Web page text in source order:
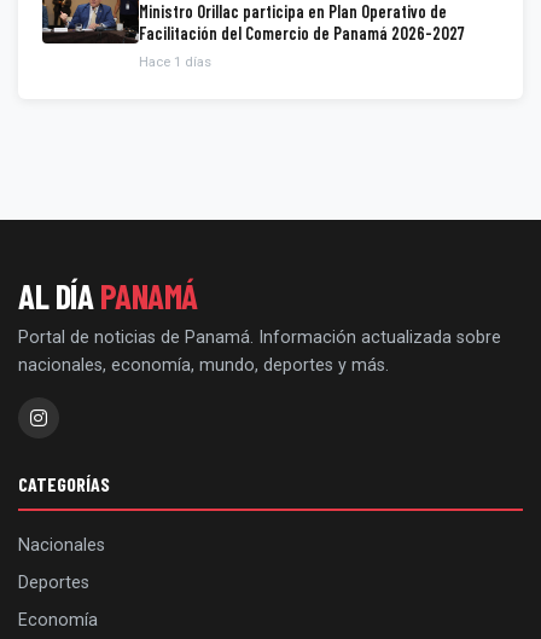
Ministro Orillac participa en Plan Operativo de
Facilitación del Comercio de Panamá 2026-2027
Hace 1 días
AL DÍAPANAMÁ
Portal de noticias de Panamá. Información actualizada sobre
nacionales, economía, mundo, deportes y más.
CATEGORÍAS
Nacionales
Deportes
Economía